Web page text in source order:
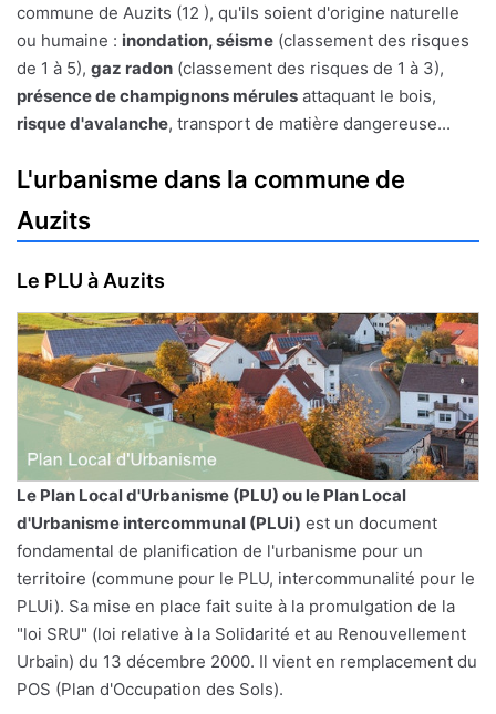
commune de Auzits (12 ), qu'ils soient d'origine naturelle
ou humaine : inondation, séisme (classement des risques
de 1 à 5), gaz radon (classement des risques de 1 à 3),
présence de champignons mérules attaquant le bois,
risque d'avalanche, transport de matière dangereuse...
L'urbanisme dans la commune de
Auzits
Le PLU à Auzits
Le Plan Local d'Urbanisme (PLU) ou le Plan Local
d'Urbanisme intercommunal (PLUi) est un document
fondamental de planification de l'urbanisme pour un
territoire (commune pour le PLU, intercommunalité pour le
PLUi). Sa mise en place fait suite à la promulgation de la
"loi SRU" (loi relative à la Solidarité et au Renouvellement
Urbain) du 13 décembre 2000. Il vient en remplacement du
POS (Plan d'Occupation des Sols).